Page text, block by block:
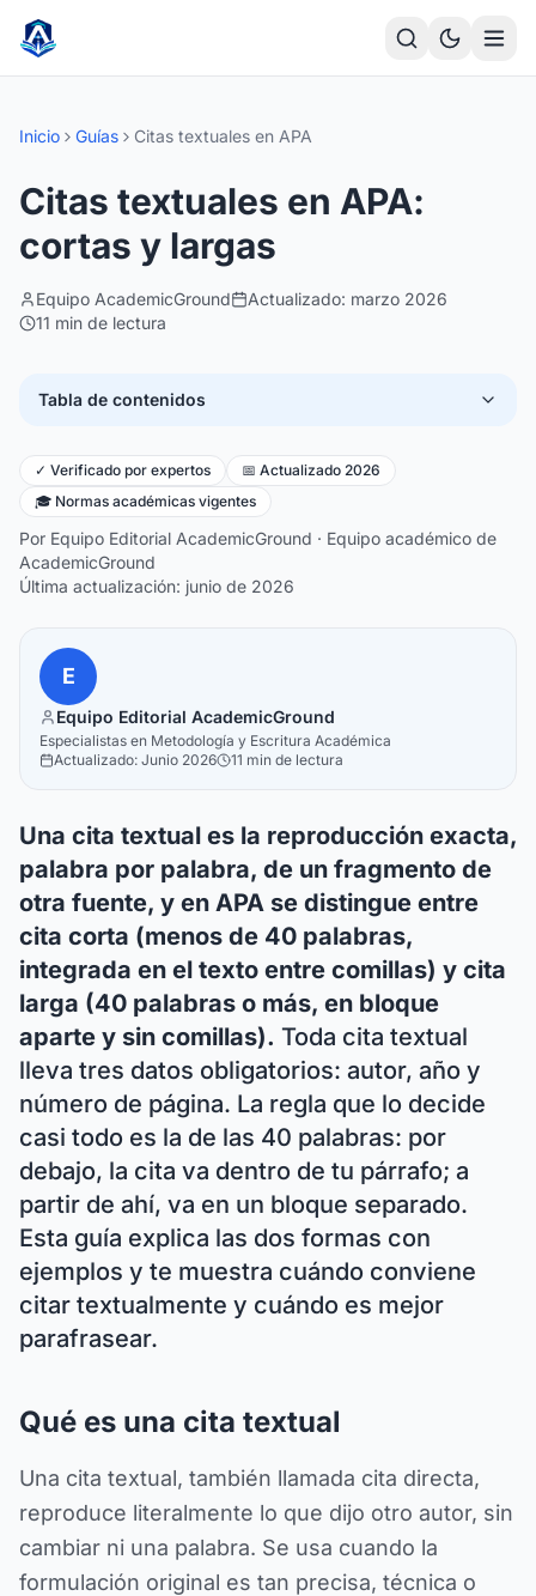
Saltar al contenido principal
Inicio Guías Citas textuales en APA
Citas textuales en APA:
cortas y largas
Equipo AcademicGround
Actualizado: marzo 2026
11 min de lectura
Tabla de contenidos
✓ Verificado por expertos
📅 Actualizado 2026
🎓 Normas académicas vigentes
Por Equipo Editorial AcademicGround · Equipo académico de
AcademicGround
Última actualización: junio de 2026
E
Equipo Editorial AcademicGround
Especialistas en Metodología y Escritura Académica
Actualizado: Junio 2026 11 min de lectura
Una cita textual es la reproducción exacta,
palabra por palabra, de un fragmento de
otra fuente, y en APA se distingue entre
cita corta (menos de 40 palabras,
integrada en el texto entre comillas) y cita
larga (40 palabras o más, en bloque
aparte y sin comillas). Toda cita textual
lleva tres datos obligatorios: autor, año y
número de página. La regla que lo decide
casi todo es la de las 40 palabras: por
debajo, la cita va dentro de tu párrafo; a
partir de ahí, va en un bloque separado.
Esta guía explica las dos formas con
ejemplos y te muestra cuándo conviene
citar textualmente y cuándo es mejor
parafrasear.
Qué es una cita textual
Una cita textual, también llamada cita directa,
reproduce literalmente lo que dijo otro autor, sin
cambiar ni una palabra. Se usa cuando la
formulación original es tan precisa, técnica o